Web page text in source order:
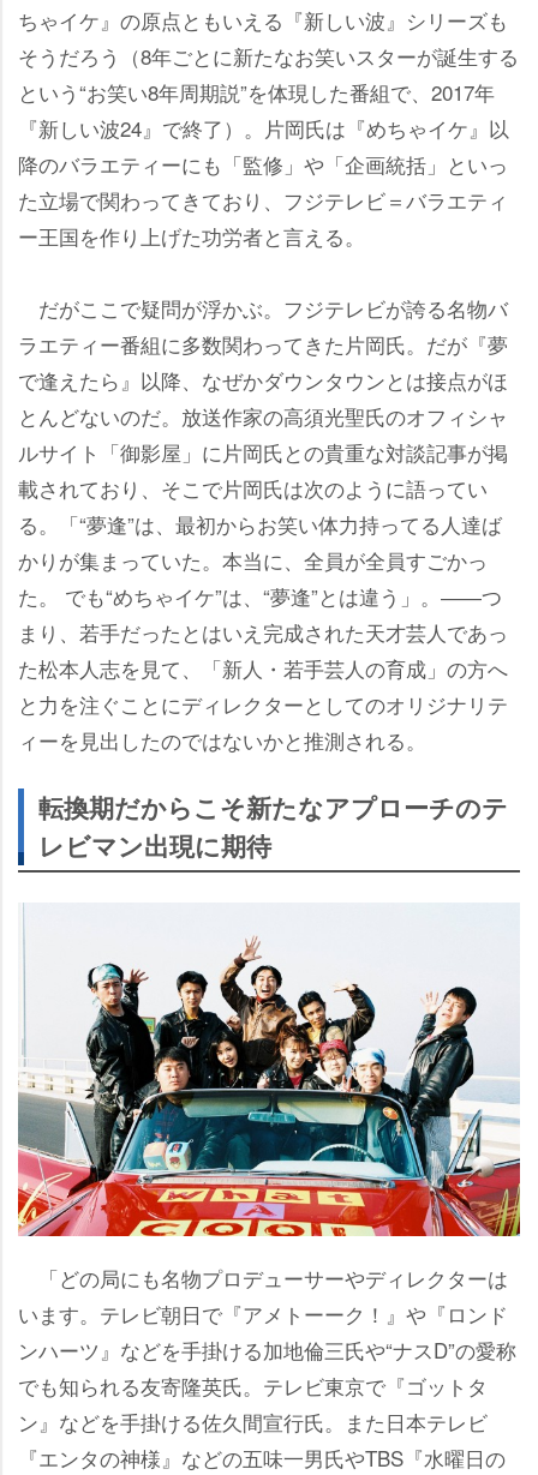
ちゃイケ』の原点ともいえる『新しい波』シリーズも
そうだろう（8年ごとに新たなお笑いスターが誕生する
という“お笑い8年周期説”を体現した番組で、2017年
『新しい波24』で終了）。片岡氏は『めちゃイケ』以
降のバラエティーにも「監修」や「企画統括」といっ
た立場で関わってきており、フジテレビ＝バラエティ
ー王国を作り上げた功労者と言える。
だがここで疑問が浮かぶ。フジテレビが誇る名物バ
ラエティー番組に多数関わってきた片岡氏。だが『夢
で逢えたら』以降、なぜかダウンタウンとは接点がほ
とんどないのだ。放送作家の高須光聖氏のオフィシャ
ルサイト「御影屋」に片岡氏との貴重な対談記事が掲
載されており、そこで片岡氏は次のように語ってい
る。「“夢逢”は、最初からお笑い体力持ってる人達ば
かりが集まっていた。本当に、全員が全員すごかっ
た。 でも“めちゃイケ”は、“夢逢”とは違う」。――つ
まり、若手だったとはいえ完成された天才芸人であっ
た松本人志を見て、「新人・若手芸人の育成」の方へ
と力を注ぐことにディレクターとしてのオリジナリテ
ィーを見出したのではないかと推測される。
転換期だからこそ新たなアプローチのテ
レビマン出現に期待
「どの局にも名物プロデューサーやディレクターは
います。テレビ朝日で『アメトーーク！』や『ロンド
ンハーツ』などを手掛ける加地倫三氏や“ナスD”の愛称
でも知られる友寄隆英氏。テレビ東京で『ゴットタ
ン』などを手掛ける佐久間宣行氏。また日本テレビ
『エンタの神様』などの五味一男氏やTBS『水曜日の